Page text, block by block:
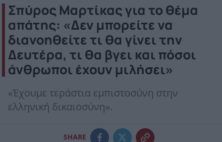
Σπύρος Μαρτίκας για το θέμα
απάτης: «Δεν μπορείτε να
διανοηθείτε τι θα γίνει την
Δευτέρα, τι θα βγει και πόσοι
άνθρωποι έχουν μιλήσει»
«Έχουμε τεράστια εμπιστοσύνη στην
ελληνική δικαιοσύνη».
SHARE